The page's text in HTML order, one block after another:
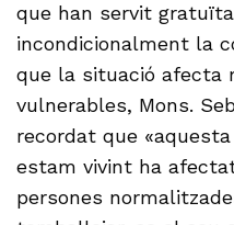
que han servit
incondicionalment la
que la situació afecta
vulnerables, Mons.
recordat que
estam vivint ha
persones